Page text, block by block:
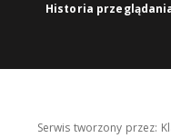
Historia
Serwis tworzony przez: